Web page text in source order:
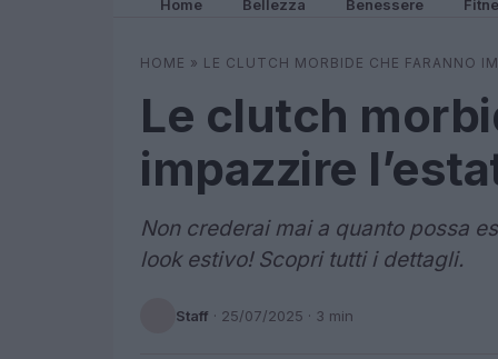
Home Bellezza Benessere
HOME » LE CLUTCH MORBIDE CHE FARANNO
Le clutch
impazzire
Non crederai mai a quanto possa
look estivo! Scopri tutti i dettagli.
Staff · 25/07/2025 · 3 min